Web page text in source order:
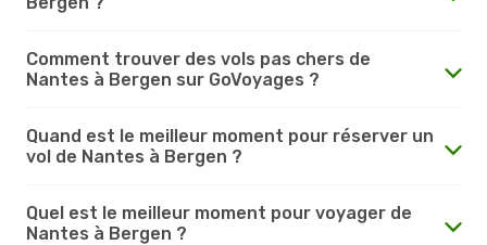
Comment trouver des vols pas chers de
Nantes à Bergen sur GoVoyages ?
Quand est le meilleur moment pour réserver un
vol de Nantes à Bergen ?
Quel est le meilleur moment pour voyager de
Nantes à Bergen ?